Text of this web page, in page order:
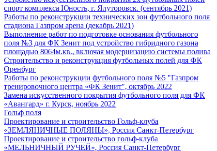
спорт комплекса Юность, г. Ялуторовск. (сентябрь 2021)
Работы по реконструкции технических зон футбольного поля
стадиона Газпром арена (декабрь 2021)
Выполнение работ по подготовке основания футбольного
поля №3 для ФК Зенит под устройство гибридного газона
площадью 8064м.кв., включая модернизацию системы полива
Строительство и реконструкция футбольных полей для ФК
Оренбург
Работы по реконструкции футбольного поля №5 "Газпром
тренировочного центра «ФК Зенит", октябрь 2022
Замена искусственного покрытия футбольного поля для ФК
«Авангард» г. Курск, ноябрь 2022
Гольф поля
Проектирование и строительство Гольф-клуба
«ЗЕМЛЯНИЧНЫЕ ПОЛЯНЫ», Россия Санкт-Петербург
Проектирование и строительство гольф-клуба
«МЕЛЬНИЧНЫЙ РУЧЕЙ», Россия Санкт-Петербург